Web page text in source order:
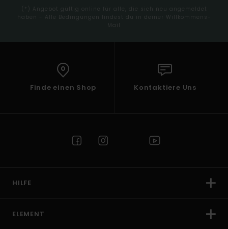
(*) Angebot gültig online für alle, die sich neu angemeldet
haben - Alle Bedingungen findest du in deiner Willkommens-
Mail
Finde einen Shop Kontaktiere Uns
HILFE
ELEMENT